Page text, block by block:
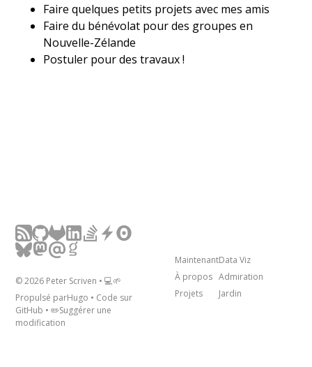
Faire quelques petits projets avec mes amis
Faire du bénévolat pour des groupes en
Nouvelle-Zélande
Postuler pour des travaux !
©2026 Peter Scriven • 💻🌱
Propulsé parHugo • Code sur
GitHub • ✏️Suggérer une
modification
Maintenant
À propos
Projets
Data Viz
Admiration
Jardin